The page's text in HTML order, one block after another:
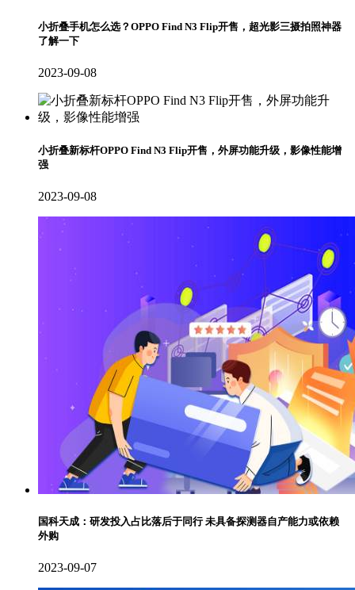
小折叠手机怎么选？OPPO Find N3 Flip开售，超光影三摄拍照神器
了解一下
2023-09-08
小折叠新标杆OPPO Find N3 Flip开售，外屏功能升级，影像性能增
强
2023-09-08
国科天成：研发投入占比落后于同行 未具备探测器自产能力或依赖
外购
2023-09-07